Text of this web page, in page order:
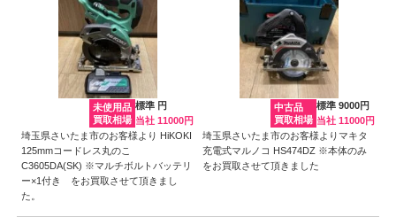
未使用品
買取相場
標準 円
当社 11000円
埼玉県さいたま市のお客様より HiKOKI
125mmコードレス丸のこ
C3605DA(SK) ※マルチボルトバッテリ
ー×1付き をお買取させて頂きまし
た。
中古品
買取相場
標準 9000円
当社 11000円
埼玉県さいたま市のお客様よりマキタ
充電式マルノコ HS474DZ ※本体のみ
をお買取させて頂きました